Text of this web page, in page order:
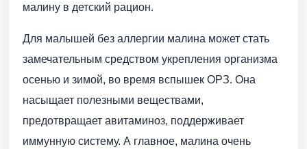
малину в детский рацион.
Для малышей без аллергии малина может стать
замечательным средством укрепления организма
осенью и зимой, во время вспышек ОРЗ. Она
насыщает полезными веществами,
предотвращает авитаминоз, поддерживает
иммунную систему. А главное, малина очень